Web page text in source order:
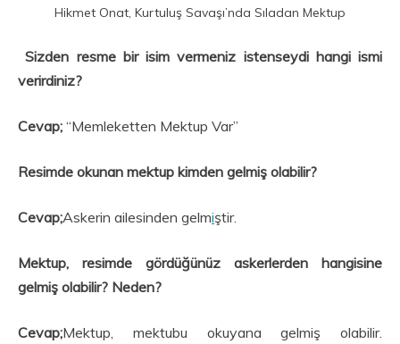
Hikmet Onat, Kurtuluş Savaşı’nda Sıladan Mektup
Sizden resme bir isim vermeniz istenseydi hangi ismi
verirdiniz?
Cevap; “Memleketten Mektup Var”
Resimde okunan mektup kimden gelmiş olabilir?
Cevap;Askerin ailesinden gelmiştir.
Mektup, resimde gördüğünüz askerlerden hangisine
gelmiş olabilir? Neden?
Cevap;Mektup, mektubu okuyana gelmiş olabilir.